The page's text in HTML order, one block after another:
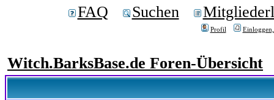
FAQ Suchen
Profil
Witch.BarksBase.de Foren-Übersicht